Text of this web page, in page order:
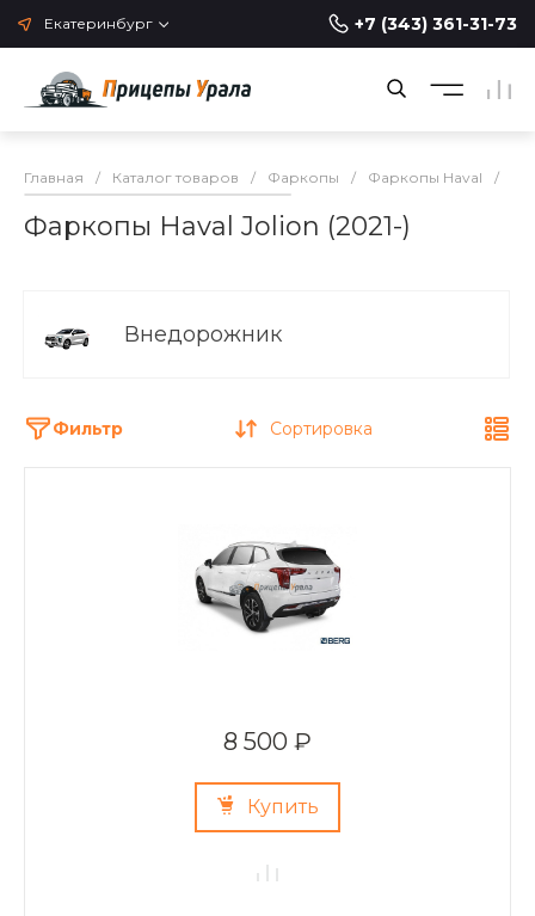
Екатеринбург +7 (343) 361-31-73
Главная / Каталог товаров / Фаркопы / Фаркопы Haval /
Фаркопы Haval Jolion (2021-)
Внедорожник
Фильтр Сортировка
8 500 ₽
Купить